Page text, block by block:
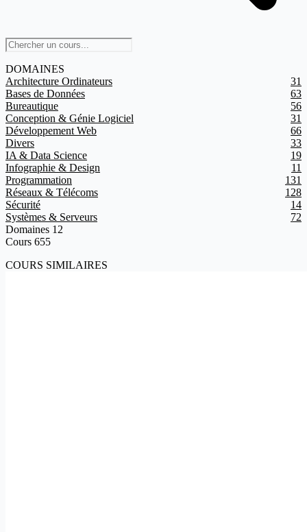
DOMAINES
Architecture Ordinateurs
31
Bases de Données
63
Bureautique
56
Conception & Génie Logiciel
31
Développement Web
66
Divers
33
IA & Data Science
19
Infographie & Design
11
Programmation
131
Réseaux & Télécoms
128
Sécurité
14
Systèmes & Serveurs
72
Domaines 12
Cours 655
COURS SIMILAIRES